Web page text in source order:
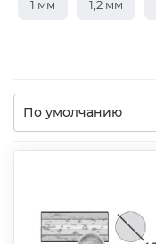
1 мм 1,2 мм